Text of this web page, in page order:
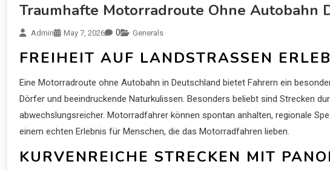
Traumhafte Motorradroute Ohne Autobahn
Admin May 7, 2026 0 Generals
FREIHEIT AUF LANDSTRASSEN
Eine Motorradroute ohne Autobahn in Deutschland bietet Fahrern ein
Dörfer und beeindruckende Naturkulissen. Besonders beliebt sind Strecken
abwechslungsreicher. Motorradfahrer können spontan anhalten, regionale
einem echten Erlebnis für Menschen, die das Motorradfahren lieben.
KURVENREICHE STRECKEN MIT